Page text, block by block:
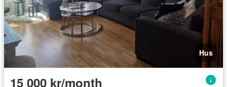
Hus
15 000 kr/month